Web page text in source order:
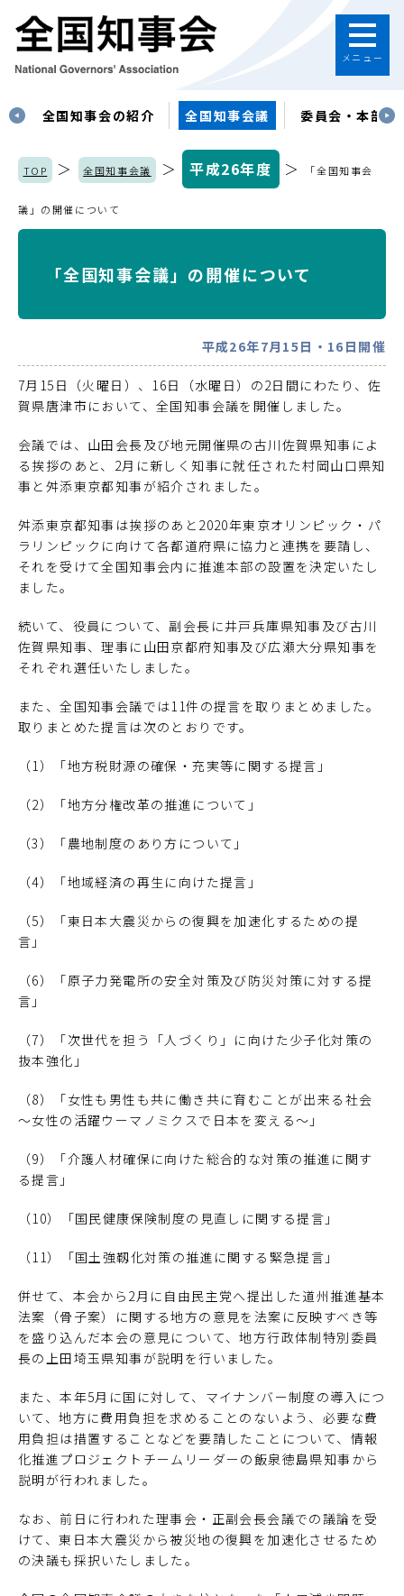
メニュー
全国知事会の紹介 全国知事会議 委員会・本部
TOP ＞ 全国知事会議 ＞ 平成26年度 ＞ 「全国知事会
議」の開催について
「全国知事会議」の開催について
平成26年7月15日・16日開催
7月15日（火曜日）、16日（水曜日）の2日間にわたり、佐
賀県唐津市において、全国知事会議を開催しました。
会議では、山田会長及び地元開催県の古川佐賀県知事によ
る挨拶のあと、2月に新しく知事に就任された村岡山口県知
事と舛添東京都知事が紹介されました。
舛添東京都知事は挨拶のあと2020年東京オリンピック・パ
ラリンピックに向けて各都道府県に協力と連携を要請し、
それを受けて全国知事会内に推進本部の設置を決定いたし
ました。
続いて、役員について、副会長に井戸兵庫県知事及び古川
佐賀県知事、理事に山田京都府知事及び広瀬大分県知事を
それぞれ選任いたしました。
また、全国知事会議では11件の提言を取りまとめました。
取りまとめた提言は次のとおりです。
（1）「地方税財源の確保・充実等に関する提言」
（2）「地方分権改革の推進について」
（3）「農地制度のあり方について」
（4）「地域経済の再生に向けた提言」
（5）「東日本大震災からの復興を加速化するための提
言」
（6）「原子力発電所の安全対策及び防災対策に対する提
言」
（7）「次世代を担う「人づくり」に向けた少子化対策の
抜本強化」
（8）「女性も男性も共に働き共に育むことが出来る社会
～女性の活躍ウーマノミクスで日本を変える～」
（9）「介護人材確保に向けた総合的な対策の推進に関す
る提言」
（10）「国民健康保険制度の見直しに関する提言」
（11）「国土強靱化対策の推進に関する緊急提言」
併せて、本会から2月に自由民主党へ提出した道州推進基本
法案（骨子案）に関する地方の意見を法案に反映すべき等
を盛り込んだ本会の意見について、地方行政体制特別委員
長の上田埼玉県知事が説明を行いました。
また、本年5月に国に対して、マイナンバー制度の導入につ
いて、地方に費用負担を求めることのないよう、必要な費
用負担は措置することなどを要請したことについて、情報
化推進プロジェクトチームリーダーの飯泉徳島県知事から
説明が行われました。
なお、前日に行われた理事会・正副会長会議での議論を受
けて、東日本大震災から被災地の復興を加速化させるため
の決議も採択いたしました。